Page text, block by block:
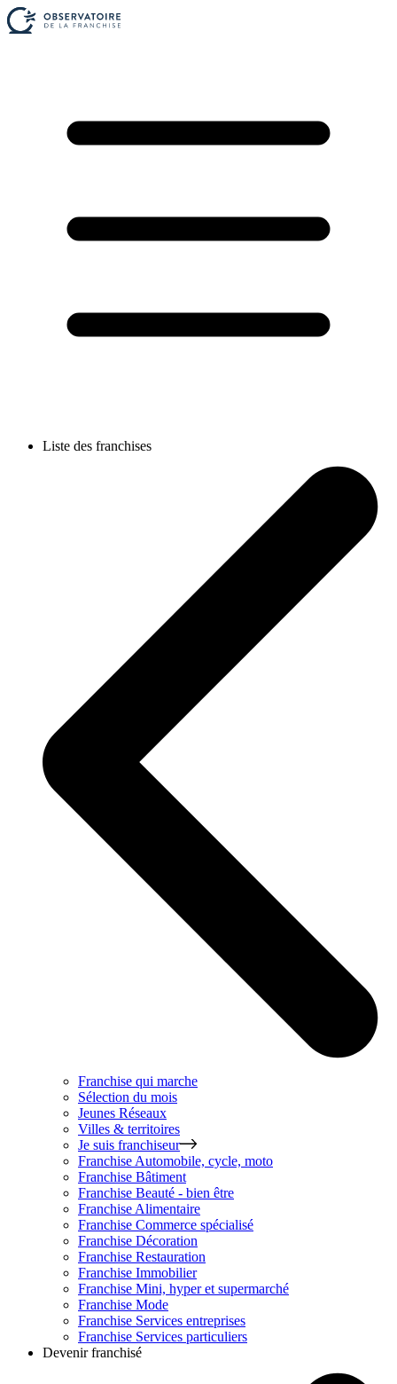
Liste des franchises
Franchise qui marche
Sélection du mois
Jeunes Réseaux
Villes & territoires
Je suis franchiseur
Franchise Automobile, cycle, moto
Franchise Bâtiment
Franchise Beauté - bien être
Franchise Alimentaire
Franchise Commerce spécialisé
Franchise Décoration
Franchise Restauration
Franchise Immobilier
Franchise Mini, hyper et supermarché
Franchise Mode
Franchise Services entreprises
Franchise Services particuliers
Devenir franchisé